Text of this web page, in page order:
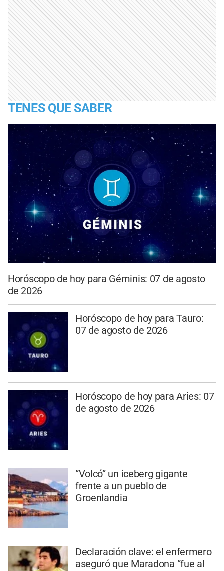
TENES QUE SABER
Horóscopo de hoy para Géminis: 07 de agosto
de 2026
Horóscopo de hoy para Tauro:
07 de agosto de 2026
Horóscopo de hoy para Aries: 07
de agosto de 2026
“Volcó” un iceberg gigante
frente a un pueblo de
Groenlandia
Declaración clave: el enfermero
aseguró que Maradona “fue al